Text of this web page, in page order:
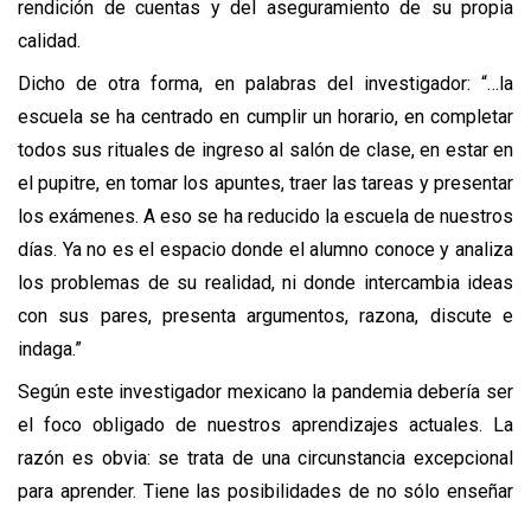
rendición de cuentas y del aseguramiento de su propia
calidad.
Dicho de otra forma, en palabras del investigador: “…la
escuela se ha centrado en cumplir un horario, en completar
todos sus rituales de ingreso al salón de clase, en estar en
el pupitre, en tomar los apuntes, traer las tareas y presentar
los exámenes. A eso se ha reducido la escuela de nuestros
días. Ya no es el espacio donde el alumno conoce y analiza
los problemas de su realidad, ni donde intercambia ideas
con sus pares, presenta argumentos, razona, discute e
indaga.”
Según este investigador mexicano la pandemia debería ser
el foco obligado de nuestros aprendizajes actuales. La
razón es obvia: se trata de una circunstancia excepcional
para aprender. Tiene las posibilidades de no sólo enseñar